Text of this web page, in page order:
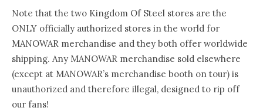
Note that the two Kingdom Of Steel stores are the
ONLY officially authorized stores in the world for
MANOWAR merchandise and they both offer worldwide
shipping. Any MANOWAR merchandise sold elsewhere
(except at MANOWAR’s merchandise booth on tour) is
unauthorized and therefore illegal, designed to rip off
our fans!